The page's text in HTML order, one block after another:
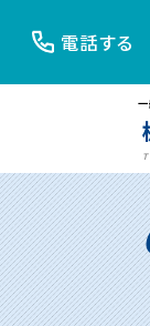
キャンペー
ニュース&
アクセス
電話する